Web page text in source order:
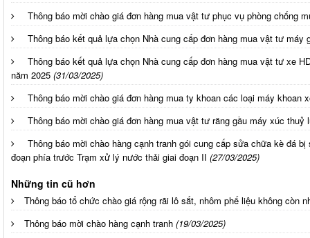
Thông báo mời chào giá đơn hàng mua vật tư phục vụ phòng chống
Thông báo kết quả lựa chọn Nhà cung cấp đơn hàng mua vật tư máy
Thông báo kết quả lựa chọn Nhà cung cấp đơn hàng mua vật tư xe
năm 2025 (31/03/2025)
Thông báo mời chào giá đơn hàng mua ty khoan các loại máy khoan
Thông báo mời chào giá đơn hàng mua vật tư răng gầu máy xúc thuỷ
Thông báo mời chào hàng cạnh tranh gói cung cấp sửa chữa kè đá
đoạn phía trước Trạm xử lý nước thải giai đoạn II (27/03/2025)
Những tin cũ hơn
Thông báo tổ chức chào giá rộng rãi lô sắt, nhôm phế liệu không còn
Thông báo mời chào hàng cạnh tranh (19/03/2025)